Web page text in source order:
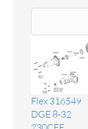
Flex 316549
DGE 8-32